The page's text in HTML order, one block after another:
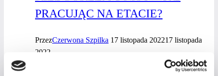
PRACUJĄC NA ETACIE?
PrzezCzerwona Szpilka 17 listopada 202217 listopada
2022